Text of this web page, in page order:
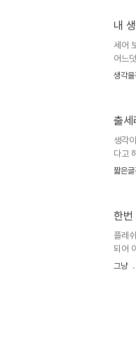
있습
어른
스..
내
세어
어느
쓰며
어매
리라
생각을
출세
생각
다고
게 생
조차
히 돈
짧은
한번
플레
되어
되더
지는
그냥